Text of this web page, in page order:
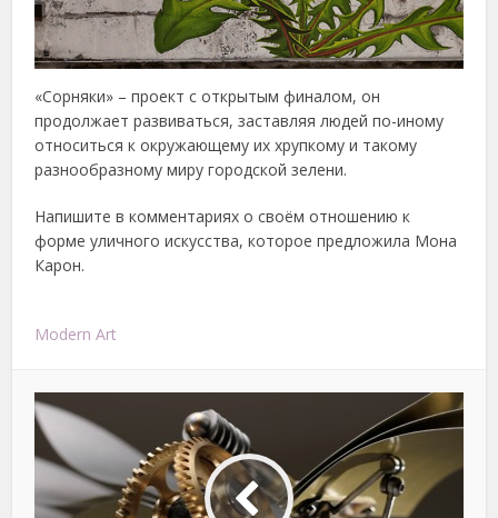
«Сорняки» – проект с открытым финалом, он
продолжает развиваться, заставляя людей по-иному
относиться к окружающему их хрупкому и такому
разнообразному миру городской зелени.
Напишите в комментариях о своём отношению к
форме уличного искусства, которое предложила Мона
Карон.
Modern Art